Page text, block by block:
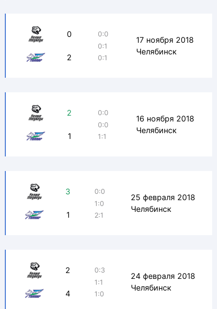
0
2
0:0
0:1
0:1
17 ноября 2018
Челябинск
2
1
0:0
0:0
1:1
16 ноября 2018
Челябинск
3
1
0:0
1:0
2:1
25 февраля 2018
Челябинск
2
4
0:3
1:1
1:0
24 февраля 2018
Челябинск